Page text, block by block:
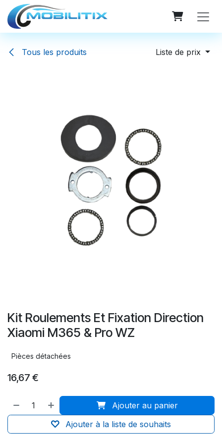
Se rendre au contenu
Tous les produits Liste de prix
Kit Roulements Et Fixation Direction
Xiaomi M365 & Pro WZ
Pièces détachées
16,67 €
Ajouter au panier
Ajouter à la liste de souhaits